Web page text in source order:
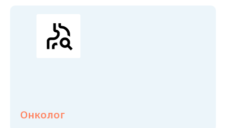
Онколог